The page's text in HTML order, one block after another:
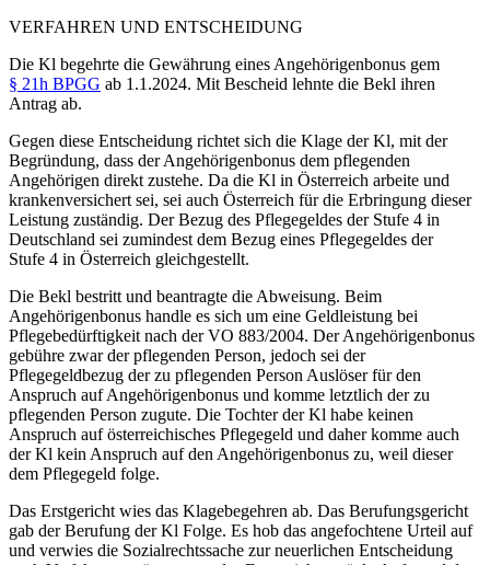
VERFAHREN UND ENTSCHEIDUNG
Die Kl begehrte die Gewährung eines Angehörigenbonus gem
§ 21h BPGG ab 1.1.2024. Mit Bescheid lehnte die Bekl ihren
Antrag ab.
Gegen diese Entscheidung richtet sich die Klage der Kl, mit der
Begründung, dass der Angehörigenbonus dem pflegenden
Angehörigen direkt zustehe. Da die Kl in Österreich arbeite und
krankenversichert sei, sei auch Österreich für die Erbringung dieser
Leistung zuständig. Der Bezug des Pflegegeldes der Stufe 4 in
Deutschland sei zumindest dem Bezug eines Pflegegeldes der
Stufe 4 in Österreich gleichgestellt.
Die Bekl bestritt und beantragte die Abweisung. Beim
Angehörigenbonus handle es sich um eine Geldleistung bei
Pflegebedürftigkeit nach der VO 883/2004. Der Angehörigenbonus
gebühre zwar der pflegenden Person, jedoch sei der
Pflegegeldbezug der zu pflegenden Person Auslöser für den
Anspruch auf Angehörigenbonus und komme letztlich der zu
pflegenden Person zugute. Die Tochter der Kl habe keinen
Anspruch auf österreichisches Pflegegeld und daher komme auch
der Kl kein Anspruch auf den Angehörigenbonus zu, weil dieser
dem Pflegegeld folge.
Das Erstgericht wies das Klagebegehren ab. Das Berufungsgericht
gab der Berufung der Kl Folge. Es hob das angefochtene Urteil auf
und verwies die Sozialrechtssache zur neuerlichen Entscheidung